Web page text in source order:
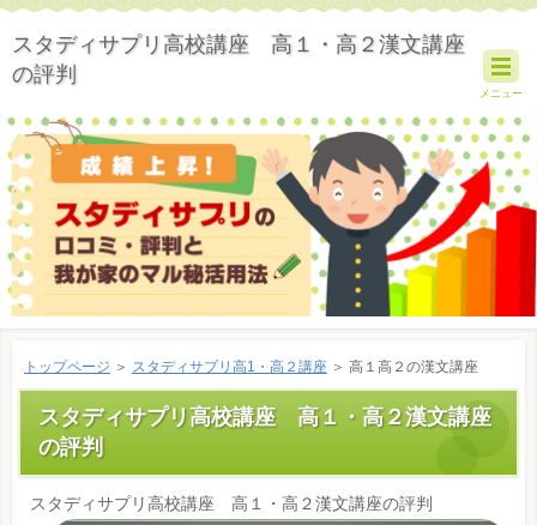
スタディサプリ高校講座 高１・高２漢文講座
の評判
メニュー
トップページ ＞ スタディサプリ高1・高２講座＞ 高１高２の漢文講座
スタディサプリ高校講座 高１・高２漢文講座
の評判
スタディサプリ高校講座 高１・高２漢文講座の評判